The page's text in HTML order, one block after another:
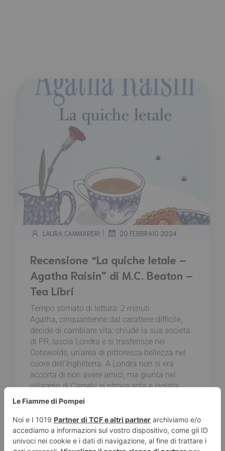
LAURA CAMMARERI | 20 FEBBRAIO 2024
Recensione “La quiche letale –
Agatha Raisin” di M.C. Beaton –
Tea Libri
Tempo stimato di lettura: 2 minuti
Agatha, cinquantenne dal carattere difficile,
decide di cambiare vita: chiude la sua società
di PR, lascia Londra e si trasferisce nei
Cotswolds, un'area di pittoresca bellezza nel
cuore dell'Inghilterra. A Londra non si era
accorta di non avere amici, ma giunta nel
villaggio di Carsely si ritrova sola e isolata.
Donna attiva e prepotente, Agatha non si
accontenta di inserirsi nella nuova comunità,
ma vuole diventare anche popolare. Come
fare? Partecipare a una gara culinaria. E se
non si è in grado di cucinare? Andare a Londra